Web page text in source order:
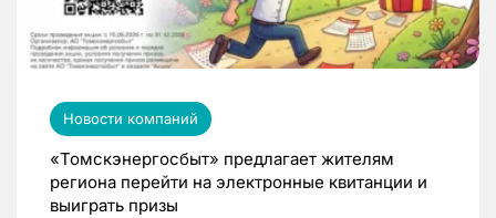
Новости компаний
«Томскэнергосбыт» предлагает жителям
региона перейти на электронные квитанции и
выиграть призы